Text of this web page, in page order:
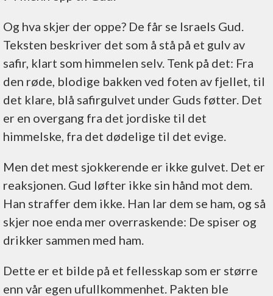
Og hva skjer der oppe? De får se Israels Gud.
Teksten beskriver det som å stå på et gulv av
safir, klart som himmelen selv. Tenk på det: Fra
den røde, blodige bakken ved foten av fjellet, til
det klare, blå safirgulvet under Guds føtter. Det
er en overgang fra det jordiske til det
himmelske, fra det dødelige til det evige.
Men det mest sjokkerende er ikke gulvet. Det er
reaksjonen. Gud løfter ikke sin hånd mot dem.
Han straffer dem ikke. Han lar dem se ham, og så
skjer noe enda mer overraskende: De spiser og
drikker sammen med ham.
Dette er et bilde på et fellesskap som er større
enn vår egen ufullkommenhet. Pakten ble